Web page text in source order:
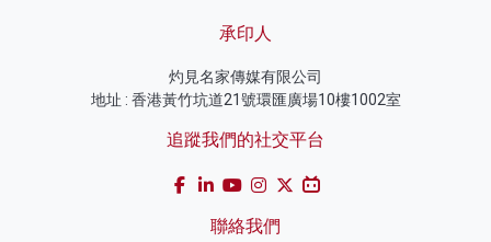
承印人
灼見名家傳媒有限公司
地址 : 香港黃竹坑道21號環匯廣場10樓1002室
追蹤我們的社交平台
聯絡我們